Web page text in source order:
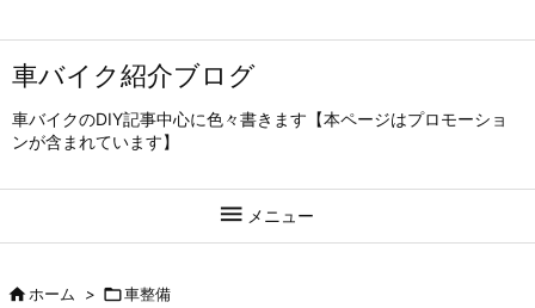
車バイク紹介ブログ
車バイクのDIY記事中心に色々書きます【本ページはプロモーショ
ンが含まれています】
 メニュー
ホーム > 車整備